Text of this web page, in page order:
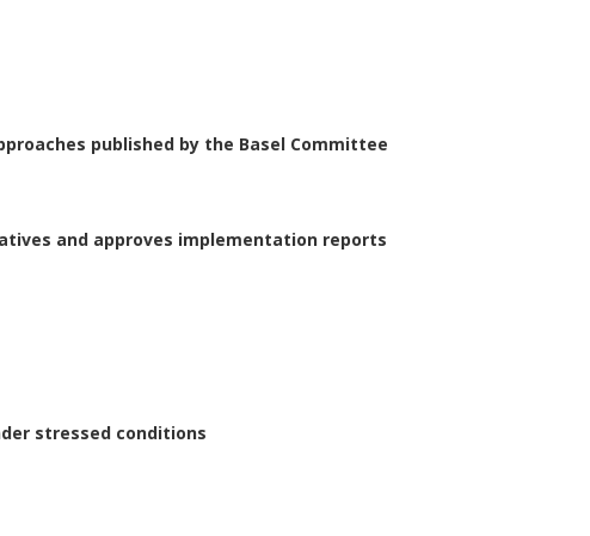
published by the Basel Committee
and approves implementation reports
stressed conditions